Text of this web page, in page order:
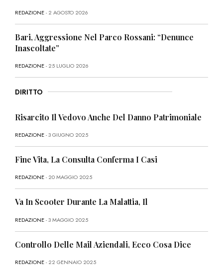
REDAZIONE- 2 AGOSTO 2026
Bari, Aggressione Nel Parco Rossani: “Denunce
Inascoltate”
REDAZIONE- 25 LUGLIO 2026
DIRITTO
Risarcito Il Vedovo Anche Del Danno Patrimoniale
REDAZIONE- 3 GIUGNO 2025
Fine Vita, La Consulta Conferma I Casi
REDAZIONE- 20 MAGGIO 2025
Va In Scooter Durante La Malattia, Il
REDAZIONE- 3 MAGGIO 2025
Controllo Delle Mail Aziendali, Ecco Cosa Dice
REDAZIONE- 22 GENNAIO 2025